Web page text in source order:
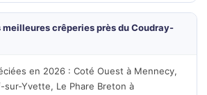
meilleures crêperies près du Coudray-
en 2026 : Coté Ouest à Mennecy,
sur-Yvette, Le Phare Breton à